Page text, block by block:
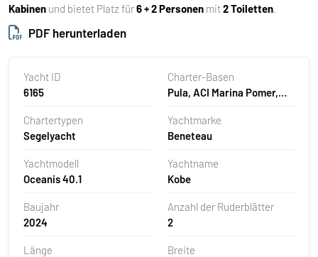
Kabinen und bietet Platz für6 + 2 Personen mit2 Toiletten.
PDF herunterladen
Yacht ID
6165
Charter-Basen
Pula, ACI Marina Pomer,
Chartertypen
Segelyacht
Yachtmarke
Beneteau
Yachtmodell
Oceanis 40.1
Yachtname
Kobe
Baujahr
2024
Anzahl der Ruderblätter
2
Länge
Breite